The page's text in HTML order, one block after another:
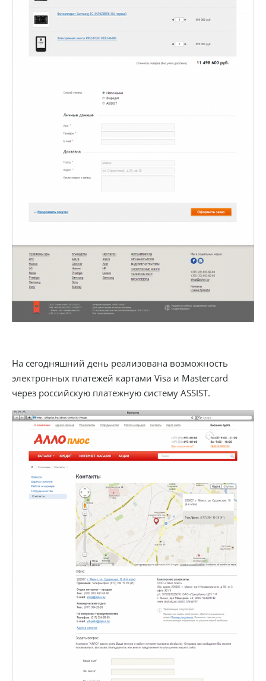
На сегодняшний день реализована возможность
электронных платежей картами Visa и Mastercard
через российскую платежную систему ASSIST.